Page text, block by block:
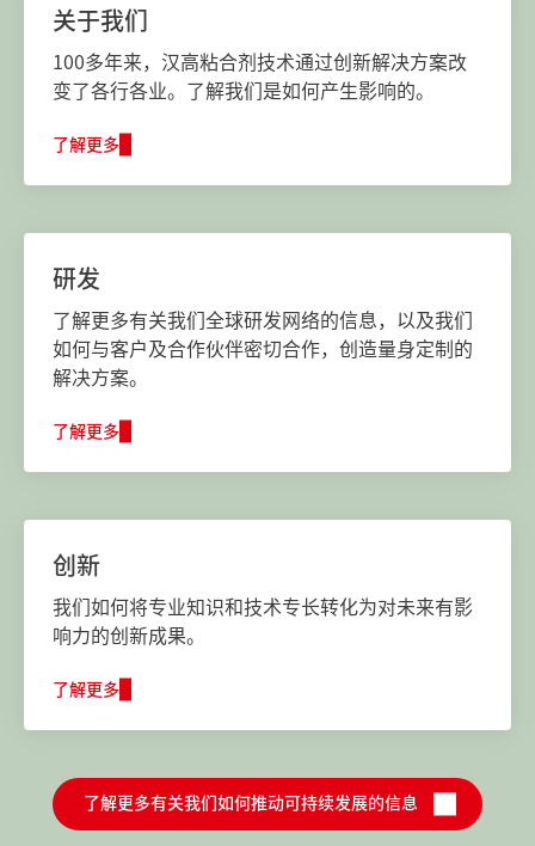
关于我们
100多年来，汉高粘合剂技术通过创新解决方案改
变了各行各业。了解我们是如何产生影响的。
了解更多
研发
了解更多有关我们全球研发网络的信息，以及我们
如何与客户及合作伙伴密切合作，创造量身定制的
解决方案。
了解更多
创新
我们如何将专业知识和技术专长转化为对未来有影
响力的创新成果。
了解更多
了解更多有关我们如何推动可持续发展的信息